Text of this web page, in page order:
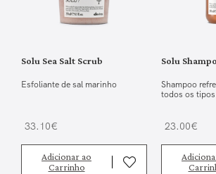
Solu Sea Salt Scrub
Esfoliante de sal marinho
33.10€
Adicionar ao
Carrinho
Solu
Shampoo
todos os
23.00€